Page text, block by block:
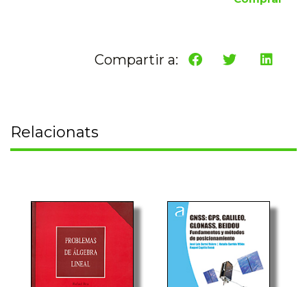
Compartir a:
Relacionats